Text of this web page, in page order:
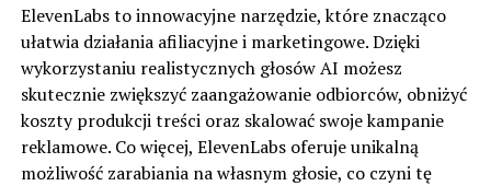
ElevenLabs to innowacyjne narzędzie, które znacząco
ułatwia działania afiliacyjne i marketingowe. Dzięki
wykorzystaniu realistycznych głosów AI możesz
skutecznie zwiększyć zaangażowanie odbiorców, obniżyć
koszty produkcji treści oraz skalować swoje kampanie
reklamowe. Co więcej, ElevenLabs oferuje unikalną
możliwość zarabiania na własnym głosie, co czyni tę